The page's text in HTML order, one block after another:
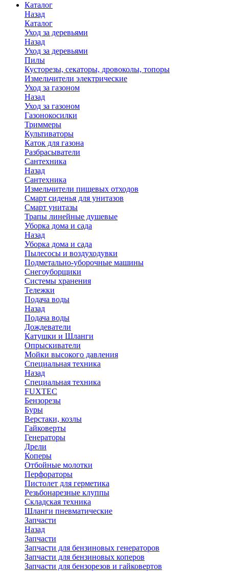
Каталог
Назад
Каталог
Уход за деревьями
Назад
Уход за деревьями
Пилы
Кусторезы, секаторы, дровоколы, топоры
Измельчители электрические
Уход за газоном
Назад
Уход за газоном
Газонокосилки
Триммеры
Культиваторы
Каток для газона
Разбрасыватели
Сантехника
Назад
Сантехника
Измельчители пищевых отходов
Смарт сиденья для унитазов
Смарт унитазы
Трапы линейные душевые
Уборка дома и сада
Назад
Уборка дома и сада
Пылесосы и воздуходувки
Подметально-уборочные машины
Снегоуборщики
Системы хранения
Тележки
Подача воды
Назад
Подача воды
Дождеватели
Катушки и Шланги
Опрыскиватели
Мойки высокого давления
Специальная техника
Назад
Специальная техника
FUXTEC
Бензорезы
Буры
Верстаки, козлы
Гайковерты
Генераторы
Дрели
Коперы
Отбойные молотки
Перфораторы
Пистолет для герметика
Резьбонарезные клуппы
Складская техника
Шланги пневматические
Запчасти
Назад
Запчасти
Запчасти для бензиновых генераторов
Запчасти для бензиновых коперов
Запчасти для бензорезов и гайковертов